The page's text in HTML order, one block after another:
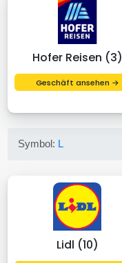
Hofer Reisen (3)
Geschäft ansehen →
Symbol: L
Lidl (10)